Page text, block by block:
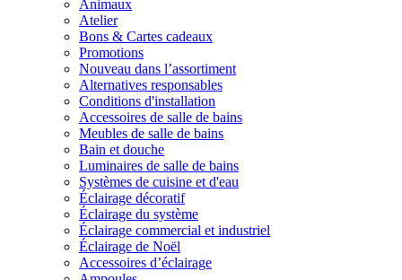
Animaux
Atelier
Bons & Cartes cadeaux
Promotions
Nouveau dans l’assortiment
Alternatives responsables
Conditions d'installation
Accessoires de salle de bains
Meubles de salle de bains
Bain et douche
Luminaires de salle de bains
Systèmes de cuisine et d'eau
Éclairage décoratif
Éclairage du système
Éclairage commercial et industriel
Éclairage de Noël
Accessoires d’éclairage